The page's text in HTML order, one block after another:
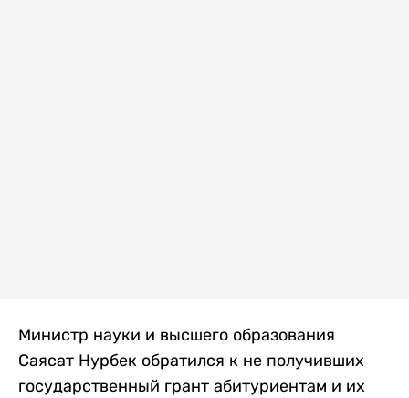
Министр науки и высшего образования
Саясат Нурбек обратился к не получивших
государственный грант абитуриентам и их